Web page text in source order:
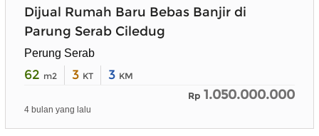
Dijual Rumah Baru Bebas Banjir di
Parung Serab Ciledug
Perung Serab
62 m2 3 KT 3 KM
Rp 1.050.000.000
4 bulan yang lalu